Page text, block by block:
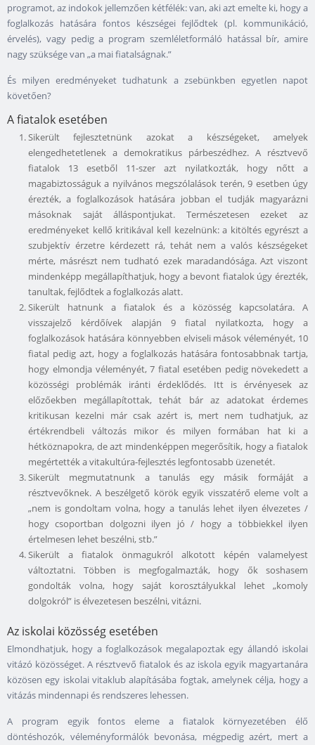
programot, az indokok jellemzően kétfélék: van, aki azt emelte ki, hogy a
foglalkozás hatására fontos készségei fejlődtek (pl. kommunikáció,
érvelés), vagy pedig a program szemléletformáló hatással bír, amire
nagy szüksége van „a mai fiatalságnak.”
És milyen eredményeket tudhatunk a zsebünkben egyetlen napot
követően?
A fiatalok esetében
Sikerült fejlesztetnünk azokat a készségeket, amelyek
elengedhetetlenek a demokratikus párbeszédhez. A résztvevő
fiatalok 13 esetből 11-szer azt nyilatkozták, hogy nőtt a
magabiztosságuk a nyilvános megszólalások terén, 9 esetben úgy
érezték, a foglalkozások hatására jobban el tudják magyarázni
másoknak saját álláspontjukat. Természetesen ezeket az
eredményeket kellő kritikával kell kezelnünk: a kitöltés egyrészt a
szubjektív érzetre kérdezett rá, tehát nem a valós készségeket
mérte, másrészt nem tudható ezek maradandósága. Azt viszont
mindenképp megállapíthatjuk, hogy a bevont fiatalok úgy érezték,
tanultak, fejlődtek a foglalkozás alatt.
Sikerült hatnunk a fiatalok és a közösség kapcsolatára. A
visszajelző kérdőívek alapján 9 fiatal nyilatkozta, hogy a
foglalkozások hatására könnyebben elviseli mások véleményét, 10
fiatal pedig azt, hogy a foglalkozás hatására fontosabbnak tartja,
hogy elmondja véleményét, 7 fiatal esetében pedig növekedett a
közösségi problémák iránti érdeklődés. Itt is érvényesek az
előzőekben megállapítottak, tehát bár az adatokat érdemes
kritikusan kezelni már csak azért is, mert nem tudhatjuk, az
értékrendbeli változás mikor és milyen formában hat ki a
hétköznapokra, de azt mindenképpen megerősítik, hogy a fiatalok
megértették a vitakultúra-fejlesztés legfontosabb üzenetét.
Sikerült megmutatnunk a tanulás egy másik formáját a
résztvevőknek. A beszélgető körök egyik visszatérő eleme volt a
„nem is gondoltam volna, hogy a tanulás lehet ilyen élvezetes /
hogy csoportban dolgozni ilyen jó / hogy a többiekkel ilyen
értelmesen lehet beszélni, stb.”
Sikerült a fiatalok önmagukról alkotott képén valamelyest
változtatni. Többen is megfogalmazták, hogy ők soshasem
gondolták volna, hogy saját korosztályukkal lehet „komoly
dolgokról” is élvezetesen beszélni, vitázni.
Az iskolai közösség esetében
Elmondhatjuk, hogy a foglalkozások megalapoztak egy állandó iskolai
vitázó közösséget. A résztvevő fiatalok és az iskola egyik magyartanára
közösen egy iskolai vitaklub alapításába fogtak, amelynek célja, hogy a
vitázás mindennapi és rendszeres lehessen.
A program egyik fontos eleme a fiatalok környezetében élő
döntéshozók, véleményformálók bevonása, mégpedig azért, mert a